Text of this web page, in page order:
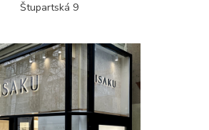
Štupartská 9